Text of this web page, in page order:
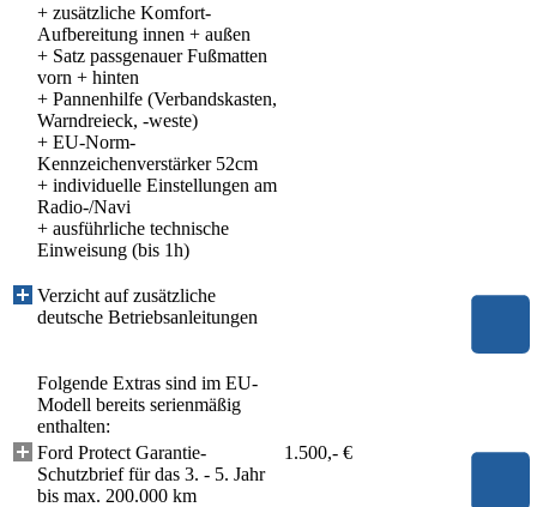
+ zusätzliche Komfort-
Aufbereitung innen + außen
+ Satz passgenauer Fußmatten
vorn + hinten
+ Pannenhilfe (Verbandskasten,
Warndreieck, -weste)
+ EU-Norm-
Kennzeichenverstärker 52cm
+ individuelle Einstellungen am
Radio-/Navi
+ ausführliche technische
Einweisung (bis 1h)
Verzicht auf zusätzliche
deutsche Betriebsanleitungen
Folgende Extras sind im EU-
Modell bereits serienmäßig
enthalten:
Ford Protect Garantie-
Schutzbrief für das 3. - 5. Jahr
bis max. 200.000 km
1.500,- €